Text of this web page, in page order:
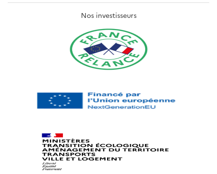
Nos investisseurs